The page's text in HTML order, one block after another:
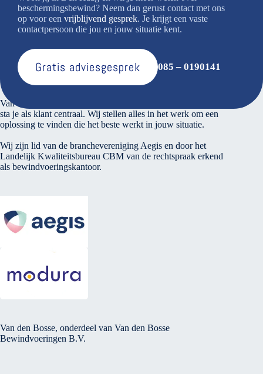
beschermingsbewind? Neem dan gerust contact met ons
op voor een vrijblijvend gesprek. Je krijgt een vaste
contactpersoon die jou en jouw situatie kent.
Gratis adviesgesprek 085 – 0190141
Over ons
Van den Bosse voert verantwoord financieel beheer. Bij ons
sta je als klant centraal. Wij stellen alles in het werk om een
oplossing te vinden die het beste werkt in jouw situatie.
Wij zijn lid van de branchevereniging Aegis en door het
Landelijk Kwaliteitsbureau CBM van de rechtspraak erkend
als bewindvoeringskantoor.
Van den Bosse, onderdeel van Van den Bosse
Bewindvoeringen B.V.